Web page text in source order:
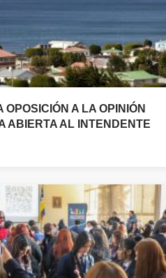
OPOSICIÓN A LA OPINIÓN
ABIERTA AL INTENDENTE